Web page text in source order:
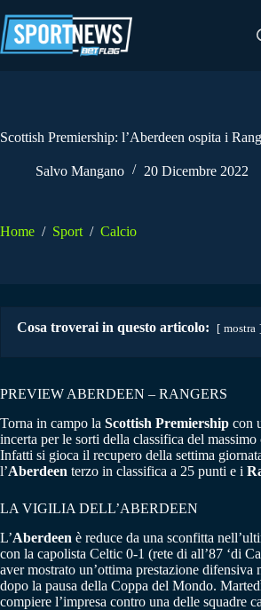
al
contenuto
Scottish Premiership: l’Aberdeen ospita i
Salvo Mangano 20 Dicembre 2022
Home / Sport / Calcio
Cosa troverai in questo articolo: mostra
PREVIEW ABERDEEN – RANGERS
Torna in campo la Scottish Premiership con
incerta per le sorti della classifica del massimo
Infatti si gioca il recupero della settima
l’Aberdeen terzo in classifica a 25 punti e i
LA VIGILIA DELL’ABERDEEN
L’Aberdeen è reduce da una sconfitta
con la capolista Celtic 0-1 (rete di all’87 ‘di
aver mostrato un’ottima prestazione difensiva
dopo la pausa della Coppa del Mondo.
compiere l’impresa contro una delle squadre